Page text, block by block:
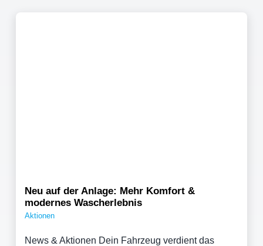
Neu auf der Anlage: Mehr Komfort &
modernes Wascherlebnis
Aktionen
News & Aktionen Dein Fahrzeug verdient das